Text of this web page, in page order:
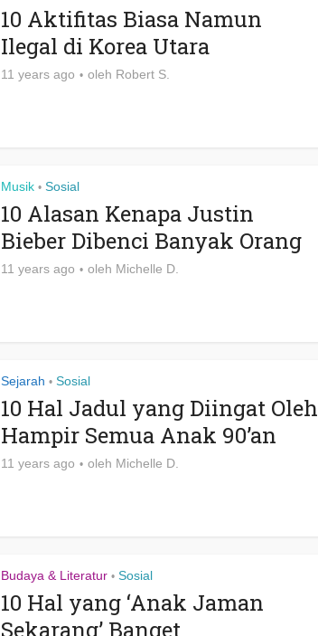
10 Aktifitas Biasa Namun
Ilegal di Korea Utara
11 years ago oleh Robert S.
Musik • Sosial
10 Alasan Kenapa Justin
Bieber Dibenci Banyak Orang
11 years ago oleh Michelle D.
Sejarah • Sosial
10 Hal Jadul yang Diingat Oleh
Hampir Semua Anak 90’an
11 years ago oleh Michelle D.
Budaya & Literatur • Sosial
10 Hal yang ‘Anak Jaman
Sekarang’ Banget